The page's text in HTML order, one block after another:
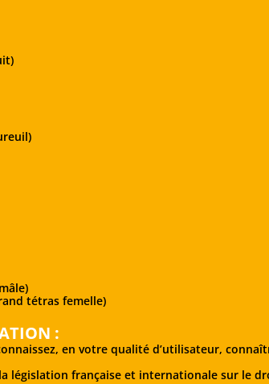
tétras femelle)
:
en votre qualité d’utilisateur,
la législation française et internationale sur le